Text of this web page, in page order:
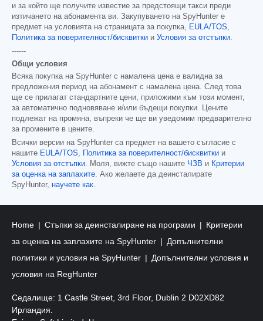
и за който ще получите известие за предстоящи такси преди
изтичането на абонамента ви. Закупуването на SpyHunter е
предмет на условията на страницата за покупка,
EULA/TOS
Политика за поверителност/бисквитки и Условия за отстъпки
------
Общи условия
Всяка покупка на SpyHunter с намалена цена е валидна за
предложения период на абонамент с намалена цена. След това
ще се прилагат стандартните цени, приложими към този момент,
за автоматично подновяване и/или бъдещи покупки. Цените
подлежат на промяна, въпреки че ще ви уведомим предварително
за промените в цените.
Всички версии на SpyHunter са предмет на вашето съгласие с
нашите EULA/TOS Политика за поверителност/бисквитки и
Условия за отстъпки . Моля, вижте също нашите ЧЗВ и Критерии
за оценка на заплахите . Ако желаете да деинсталирате
SpyHunter, научете как
Home Стъпки за деинсталиране на програми
Критерии
за оценка на заплахите на SpyHunter
Допълнителни
политики и условия на SpyHunter
Допълнителни условия и
условия на RegHunter
Седалище: 1 Castle Street, 3rd Floor, Dublin 2 D02XD82
Ирландия.